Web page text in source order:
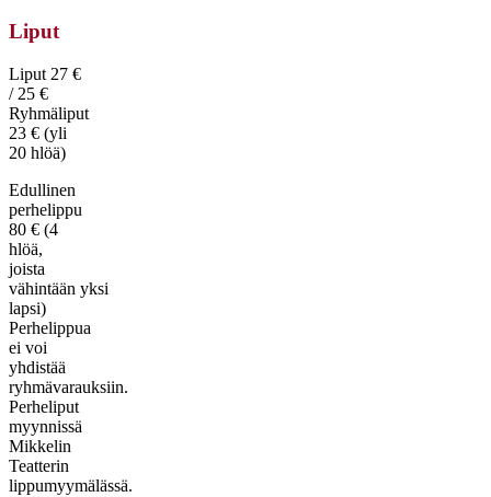
Liput
Liput 27 €
/ 25 €
Ryhmäliput
23 € (yli
20 hlöä)
Edullinen
perhelippu
80 € (4
hlöä,
joista
vähintään yksi
lapsi)
Perhelippua
ei voi
yhdistää
ryhmävarauksiin.
Perheliput
myynnissä
Mikkelin
Teatterin
lippumyymälässä.